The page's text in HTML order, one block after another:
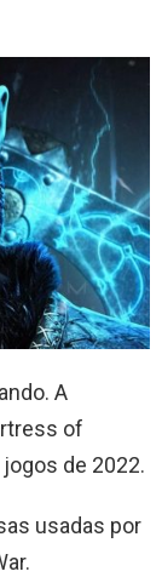
A
of
de 2022.
usadas por